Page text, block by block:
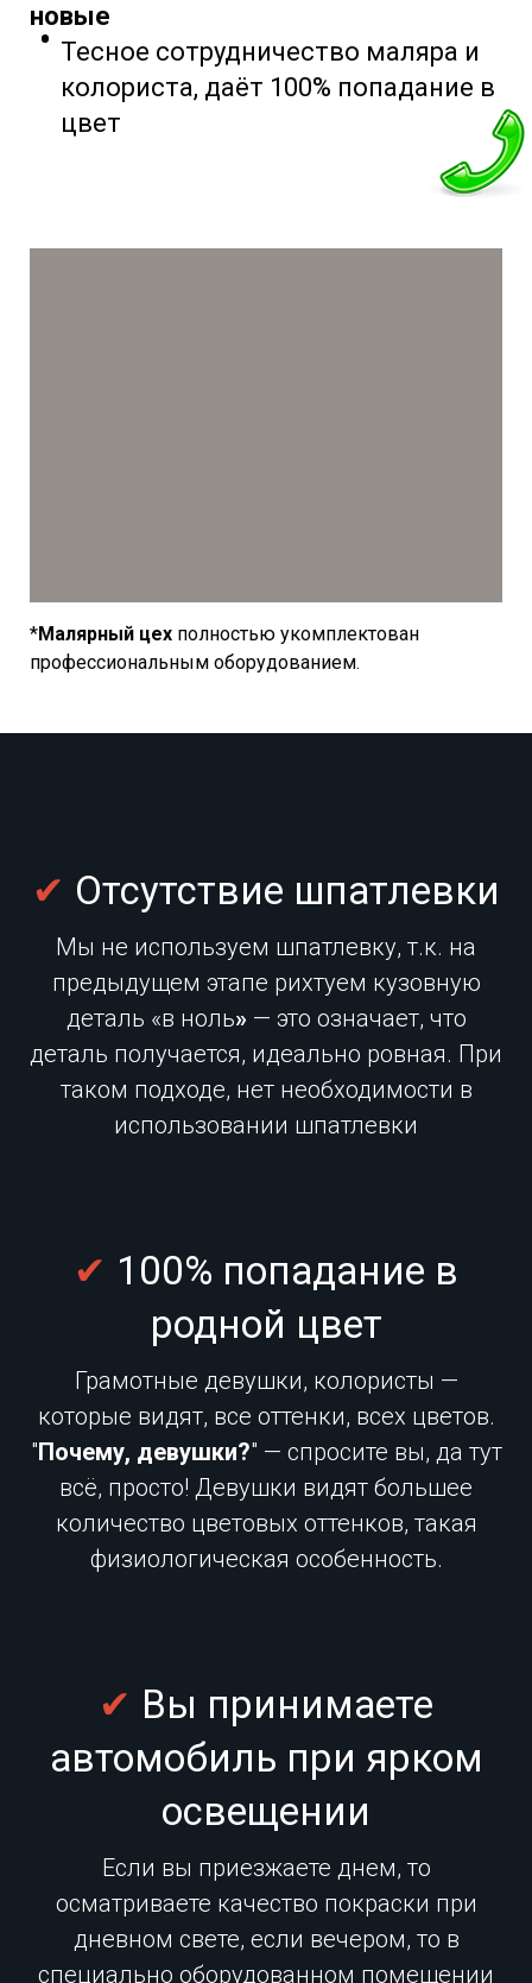
новые
Тесное сотрудничество маляра и
колориста, даёт 100% попадание в
цвет
*Малярный цех полностью укомплектован
профессиональным оборудованием.
✔ Отсутствие шпатлевки
Мы не используем шпатлевку, т.к. на
предыдущем этапе рихтуем кузовную
деталь «в ноль» — это означает, что
деталь получается, идеально ровная. При
таком подходе, нет необходимости в
использовании шпатлевки
✔ 100% попадание в
родной цвет
Грамотные девушки, колористы —
которые видят, все оттенки, всех цветов.
"Почему, девушки?" — спросите вы, да тут
всё, просто! Девушки видят большее
количество цветовых оттенков, такая
физиологическая особенность.
✔ Вы принимаете
автомобиль при ярком
освещении
Если вы приезжаете днем, то
осматриваете качество покраски при
дневном свете, если вечером, то в
специально оборудованном помещении